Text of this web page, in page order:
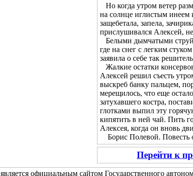
Но когда утром ветер
на солнце иглистым инеем
защебетала, запела,
прислушивался Алексей,
Белыми дымчатыми
где на снег с легким
заявила о себе так
Жалкие остатки
Алексей решил съесть
выскреб банку пальцем,
мерещилось, что еще
затухавшего костра,
глотками выпил эту
кипятить в ней чай. Пить
Алексея, когда он вновь
Борис Полевой. Повесть
Перейти к
является официальным сайтом Государственного